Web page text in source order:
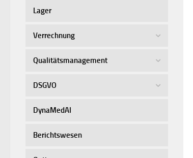
Lager
Verrechnung
Qualitätsmanagement
DSGVO
DynaMedAI
Berichtswesen